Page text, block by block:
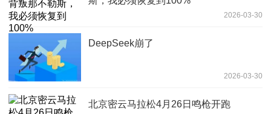
2026-03-30
DeepSeek崩了
2026-03-30
北京密云马拉松4月26日鸣枪开跑